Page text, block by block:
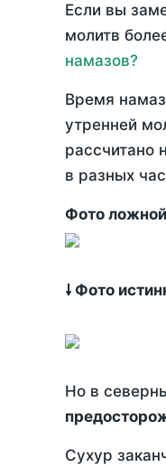
Если вы
молитв
намазов?
Время
утренней
рассчитано
в разных
Фото
🠗 Фото
Но в
Сухур